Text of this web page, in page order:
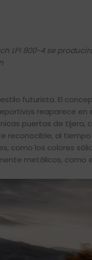
LPI 800-4 se
futurista. El
reaparece en
puertas de
reconocible, al
como los colores
metálicos, como